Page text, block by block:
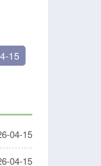
15
04-15
04-15